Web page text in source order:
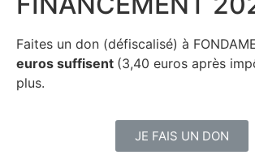
Faites un don (défiscalisé) à
euros suffisent (3,40 euros après
plus.
JE FAIS UN DON